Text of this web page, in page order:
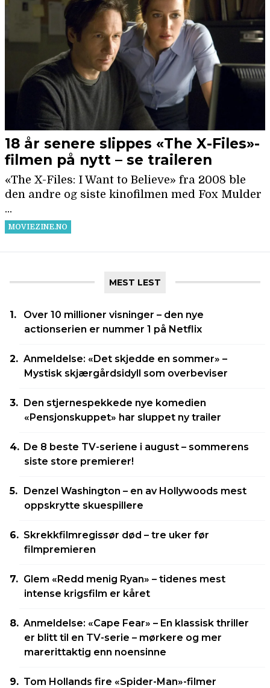
MEST LEST
Over 10 millioner visninger – den nye
actionserien er nummer 1 på Netflix
Anmeldelse: «Det skjedde en sommer» –
Mystisk skjærgårdsidyll som overbeviser
Den stjernespekkede nye komedien
«Pensjonskuppet» har sluppet ny trailer
De 8 beste TV-seriene i august – sommerens
siste store premierer!
Denzel Washington – en av Hollywoods mest
oppskrytte skuespillere
Skrekkfilmregissør død – tre uker før
filmpremieren
Glem «Redd menig Ryan» – tidenes mest
intense krigsfilm er kåret
Anmeldelse: «Cape Fear» – En klassisk thriller
er blitt til en TV-serie – mørkere og mer
marerittaktig enn noensinne
Tom Hollands fire «Spider-Man»-filmer